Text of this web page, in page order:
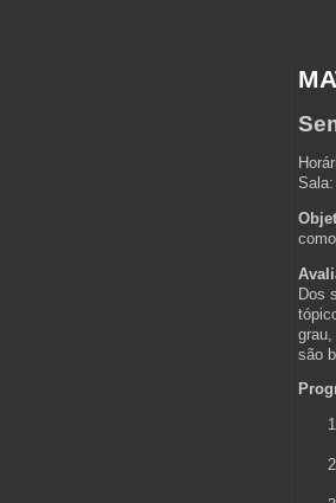
Dos
são